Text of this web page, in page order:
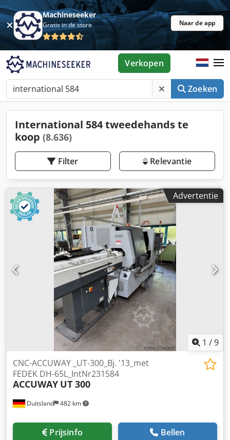
Machineseeker
Gratis in de store Naar de app
Zoeken
Verkopen
International 584 tweedehands te
koop (8.636)
Filter Relevantie
Advertentie
1 /9
Duitsland 482 km
CNC-ACCUWAY _UT-300_Bj. '13_met
FEDEK DH-65L_IntNr231584
ACCUWAY UT 300
Prijsinfo Bellen